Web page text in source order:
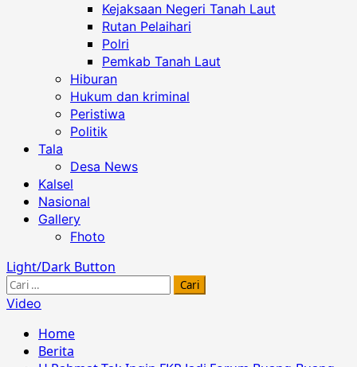
Kejaksaan Negeri Tanah Laut
Rutan Pelaihari
Polri
Pemkab Tanah Laut
Hiburan
Hukum dan kriminal
Peristiwa
Politik
Tala
Desa News
Kalsel
Nasional
Gallery
Fhoto
Light/Dark Button
Cari
untuk:
Video
Home
Berita